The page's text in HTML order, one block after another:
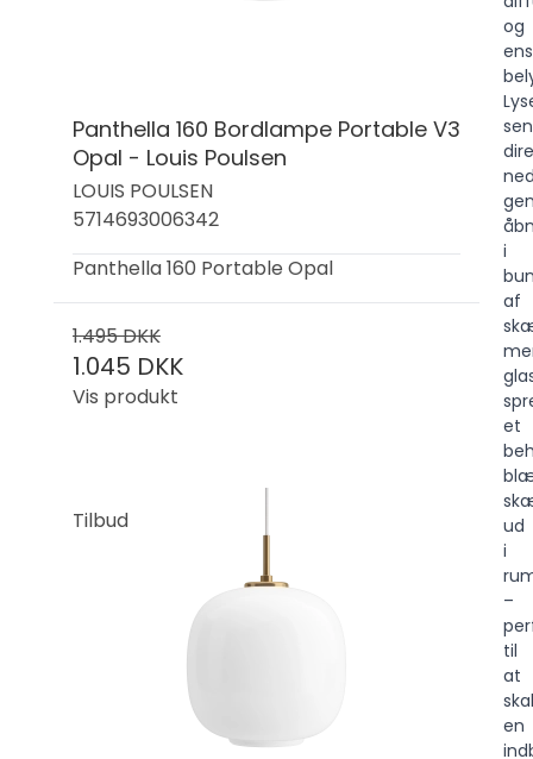
Panthella 160 Bordlampe Portable V3
Opal - Louis Poulsen
LOUIS POULSEN
5714693006342
Panthella 160 Portable Opal
1.495 DKK
1.045 DKK
Vis produkt
Tilbud
og
i
af
et
ud
i
–
til
at
en